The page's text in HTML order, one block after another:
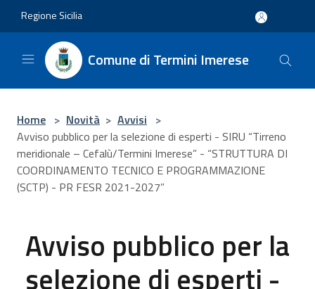
Regione Sicilia
Comune di Termini Imerese
Home > Novità > Avvisi >
Avviso pubblico per la selezione di esperti - SIRU “Tirreno
meridionale – Cefalù/Termini Imerese” - “STRUTTURA DI
COORDINAMENTO TECNICO E PROGRAMMAZIONE
(SCTP) - PR FESR 2021-2027”
Avviso pubblico per la
selezione di esperti -